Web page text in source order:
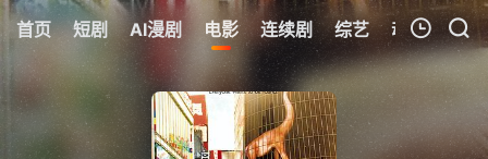
首页 短剧 AI漫剧 电影 连续剧 综艺 动漫
我的观影记录